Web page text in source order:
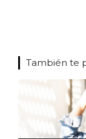
También te